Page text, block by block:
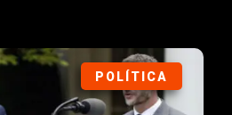
POLÍTICA